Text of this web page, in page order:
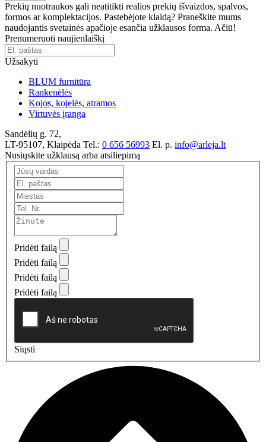
Prekių nuotraukos gali neatitikti realios prekių išvaizdos, spalvos,
formos ar komplektacijos. Pastebėjote klaidą? Praneškite mums
naudojantis svetainės apačioje esančia užklausos forma. Ačiū!
Prenumeruoti naujienlaiškį
Užsakyti
BLUM furnitūra
Rankenėlės
Kojos, kojelės, atramos
Virtuvės įranga
Sandėlių g. 72,
LT-95107, Klaipėda Tel.: 0 656 56993 El. p. info@arleja.lt
Nusiųskite užklausą arba atsiliepimą
Pridėti failą
Pridėti failą
Pridėti failą
Pridėti failą
Siųsti